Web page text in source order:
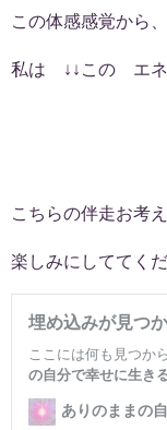
この体感感覚から、
私は ↓↓この エネ
こちらの伴走お考
楽しみにしててく